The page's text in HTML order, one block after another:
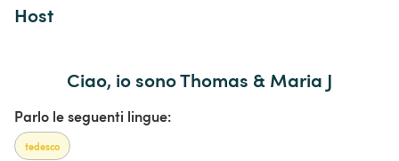
Host
Ciao, io sono Thomas & Maria J
Parlo le seguenti lingue:
tedesco